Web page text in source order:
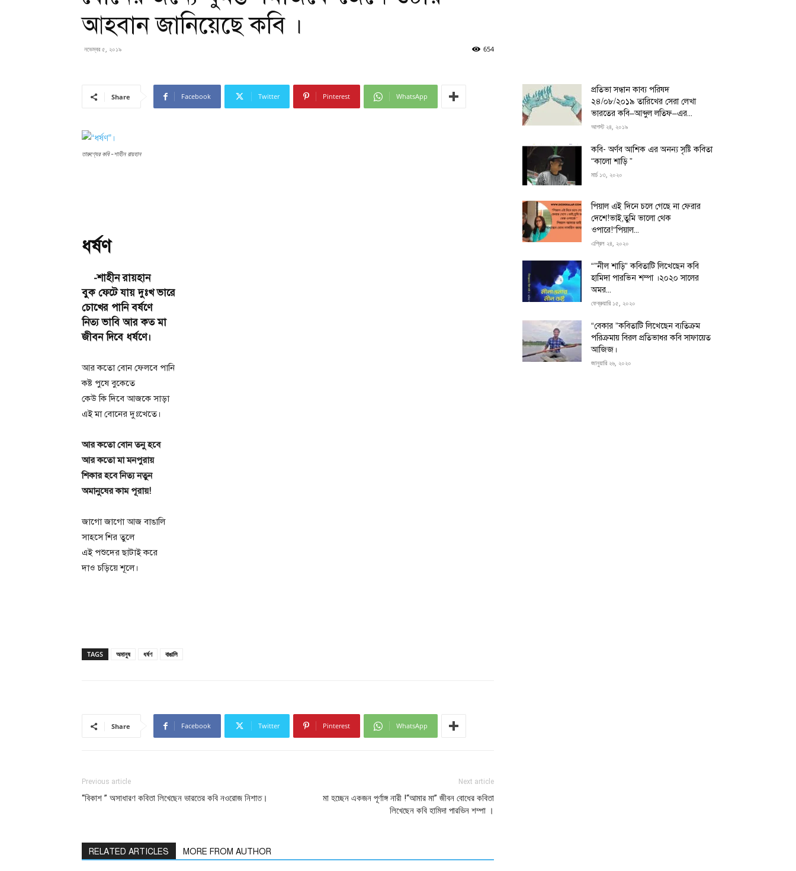
আহবান জানিয়েছে কবি ।
নভেম্বর ৫, ২০১৯ 654
Share Facebook Twitter Pinterest WhatsApp
তারুণ্যের কবি -শাহীন রায়হান
ধর্ষণ
-শাহীন রায়হান
বুক ফেটে যায় দুঃখ ভারে
চোখের পানি বর্ষণে
নিত্য ভাবি আর কত মা
জীবন দিবে ধর্ষণে।
আর কতো বোন ফেলবে পানি
কষ্ট পুষে বুকেতে
কেউ কি দিবে আজকে সাড়া
এই মা বোনের দুঃখেতে।
আর কতো বোন তনু হবে
আর কতো মা মনপুরায়
শিকার হবে নিত্য নতুন
অমানুষের কাম পূরায়!
জাগো জাগো আজ বাঙালি
সাহসে শির তুলে
এই পশুদের ছাটাই করে
দাও চড়িয়ে শূলে।
TAGS অমানুষ ধর্ষণ বাঙালি
Share Facebook Twitter Pinterest WhatsApp
Previous article
“বিকাশ ” অসাধারণ কবিতা লিখেছেন ভারতের কবি নওরোজ নিশাত।
Next article
মা হচ্ছেন একজন পূর্ণাঙ্গ নারী !“আমার মা” জীবন বোধের কবিতা
লিখেছেন কবি হামিদা পারভিন শম্পা ।
RELATED ARTICLES MORE FROM AUTHOR
প্রতিভা সন্ধান কাব্য পরিষদ
২৪/০৮/২০১৯ তারিখের সেরা লেখা
ভারতের কবি–আব্দুল লতিফ–এর...
আগস্ট ২৪, ২০১৯
কবি- অর্ণব আশিক এর অনন্য সৃষ্টি কবিতা
“কালো শাড়ি ”
মার্চ ১৩, ২০২০
পিয়াল এই দিনে চলে গেছে না ফেরার
দেশে!ভাই,তুমি ভালো থেক
ওপারে!“পিয়াল...
এপ্রিল ২৪, ২০২০
“”নীল শাড়ি” কবিতাটি লিখেছেন কবি
হামিদা পারভিন শম্পা ।২০২০ সালের
অমর...
ফেব্রুয়ারি ১৫, ২০২০
“বেকার ”কবিতাটি লিখেছেন ব্যতিক্রম
পরিক্রমায় বিরল প্রতিভাধর কবি সাফায়েত
আজিজ।
জানুয়ারি ২৬, ২০২০